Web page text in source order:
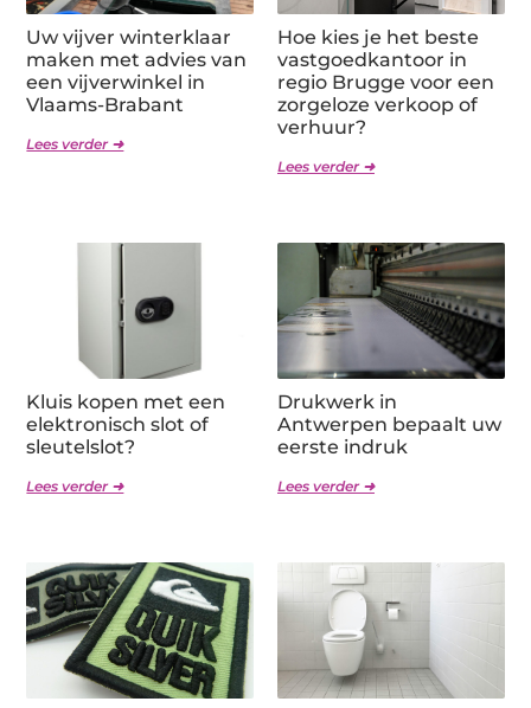
Uw vijver winterklaar
maken met advies van
een vijverwinkel in
Vlaams-Brabant
Lees verder ➜
Hoe kies je het beste
vastgoedkantoor in
regio Brugge voor een
zorgeloze verkoop of
verhuur?
Lees verder ➜
Kluis kopen met een
elektronisch slot of
sleutelslot?
Lees verder ➜
Drukwerk in
Antwerpen bepaalt uw
eerste indruk
Lees verder ➜